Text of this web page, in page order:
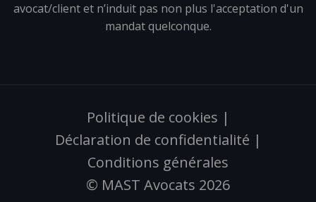
avocat/client et n’induit pas non plus l'acceptation d'un
mandat quelconque.
Politique de cookies |
Déclaration de confidentialité |
Conditions générales
© MAST Avocats 2026